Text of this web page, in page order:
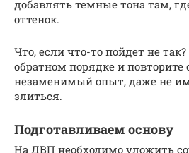
добавлять темные тона там,
оттенок.
Что, если что-то пойдет не
обратном порядке и повторите
незаменимый опыт, даже не
злиться.
Подготавливаем основу
На ДВП необходимо уложить